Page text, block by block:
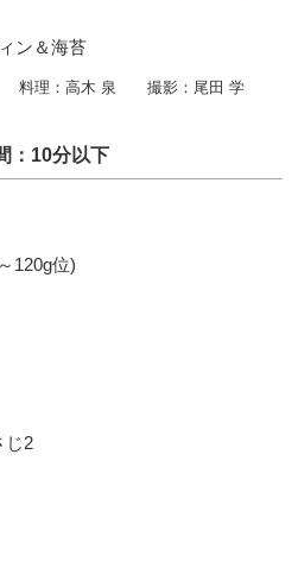
ン＆海苔
料理：高木 泉 撮影：尾田 学
：10分以下
120g位)
じ2